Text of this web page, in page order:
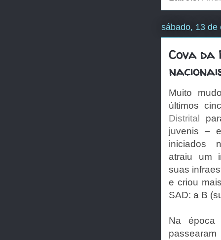
sábado, 13 de
Cova da
Muito
últimos
Distrital
juvenis –
iniciados
atraiu um
suas
e criou
SAD: a B
Na época
passearam